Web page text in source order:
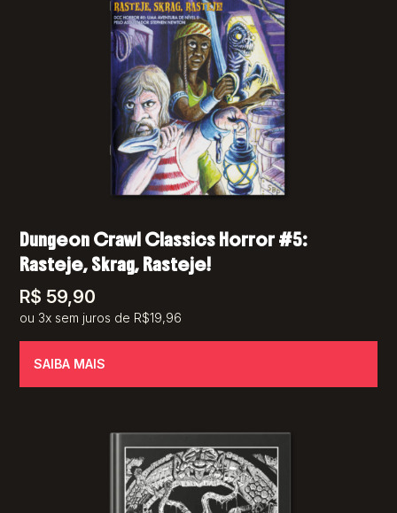
Dungeon Crawl Classics Horror #5:
Rasteje, Skrag, Rasteje!
R$ 59,90
ou 3x sem juros de R$19,96
SAIBA MAIS